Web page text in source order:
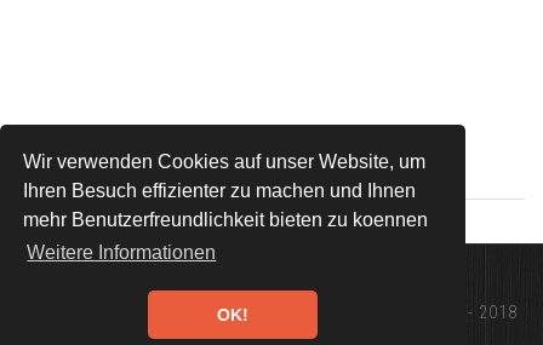
Wir verwenden Cookies auf unser Website, um
Ihren Besuch effizienter zu machen und Ihnen
mehr Benutzerfreundlichkeit bieten zu koennen
Weitere Informationen
OK!
Fotos: WWW.TRUCKS-CRANES.NL - 2018